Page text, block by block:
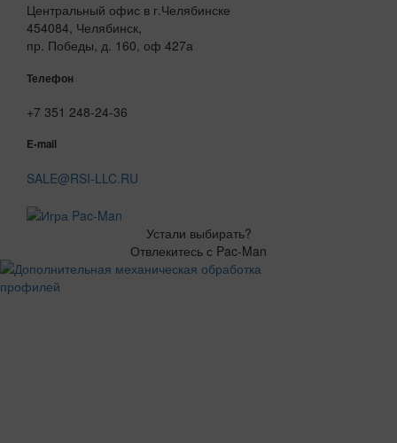
Центральный офис в г.Челябинске
454084, Челябинск,
пр. Победы, д. 160, оф 427а
Телефон
+7 351 248-24-36
E-mail
SALE@RSI-LLC.RU
Устали выбирать?
Отвлекитесь с Pac-Man